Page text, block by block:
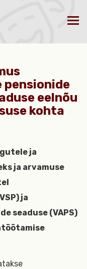
eelnõu
kohta
ja
ja arvamuse
ja
seaduse (VAPS)